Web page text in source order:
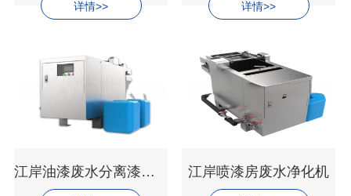
详情>> 详情>>
江岸油漆废水分离漆渣装置 江岸喷漆房废水净化机